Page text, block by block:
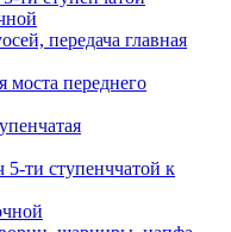
передача главная
моста переднего
5-ти ступенччатой к